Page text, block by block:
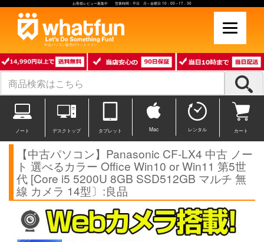
お客様レビュー募集中 営業時間：平日 月～金曜日 10：00～17：30
中古パソコン販売のワットファン
ノート デスクトップ タブレット Mac レンタル カート
【中古パソコン】Panasonic CF-LX4 中古 ノー
ト 選べるカラー Office Win10 or Win11 第5世
代 [Core i5 5200U 8GB SSD512GB マルチ 無
線 カメラ 14型〕:良品